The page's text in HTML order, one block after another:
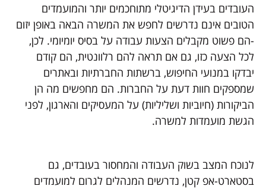
העובדים בעידן הדיגיטלי מתוחכמים יותר והמועמדים
הטובים אינם נדרשים לחפש את המשרה הבאה באופן יזום
-הם פשוט מקבלים הצעות עבודה על בסיס יומיומי. לכן,
לכל הצעה כזו, גם אם תראה להם רלוונטית, הם קודם
יבדקו במנועי החיפוש, ברשתות החברתיות ובאתרים
שמספקים חוות דעת על החברות. הם מחפשים מה הן
הביקורות (חיוביות ושליליות) על המעסיקים והארגון, לפני
הגשת מועמדות למשרה.
לנוכח המצב בשוק העבודה והמחסור בעובדים, גם
בסטארט-אפ קטן, נדרשים המנהלים לגרום למועמדים